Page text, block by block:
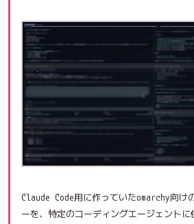
Claude Code用に作っていたomarchy向け
ーを、特定のコーディングエージェント